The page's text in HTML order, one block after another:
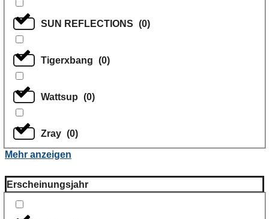
SUN REFLECTIONS (0)
Tigerxbang (0)
Wattsup (0)
Zray (0)
Mehr anzeigen
Erscheinungsjahr